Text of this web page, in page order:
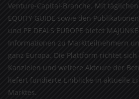
Venture-Capital-Branche. Mit
EQUITY GUIDE sowie den Publikationen
und PE DEALS EUROPE bietet
Informationen zu Marktteilnehmern
ganz Europa. Die Plattform richtet
Kanzleien und weitere Akteure der
liefert fundierte Einblicke in aktuelle
Marktes.